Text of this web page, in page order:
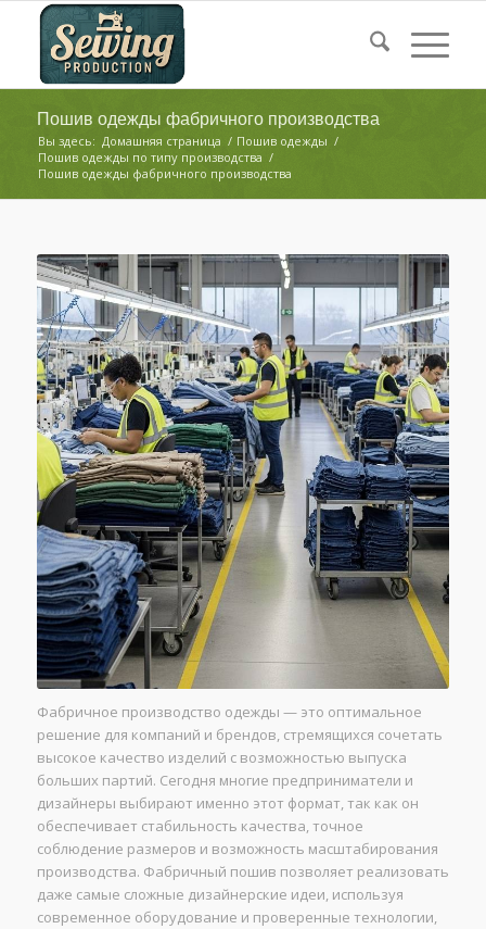
Пошив одежды фабричного производства
Вы здесь: Домашняя страница / Пошив одежды /
Пошив одежды по типу производства /
Пошив одежды фабричного производства
Фабричное производство одежды — это оптимальное
решение для компаний и брендов, стремящихся сочетать
высокое качество изделий с возможностью выпуска
больших партий. Сегодня многие предприниматели и
дизайнеры выбирают именно этот формат, так как он
обеспечивает стабильность качества, точное
соблюдение размеров и возможность масштабирования
производства. Фабричный пошив позволяет реализовать
даже самые сложные дизайнерские идеи, используя
современное оборудование и проверенные технологии,